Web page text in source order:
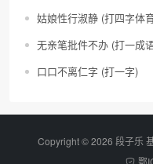
姑娘性行淑静 (打四字体
无亲笔批件不办 (打一成
口口不离仁字 (打一字)
Copyright © 2026 段子乐
鄂